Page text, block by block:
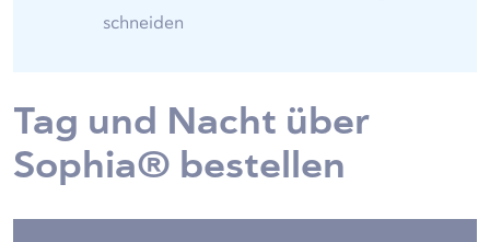
schneiden
Tag und Nacht über
Sophia® bestellen